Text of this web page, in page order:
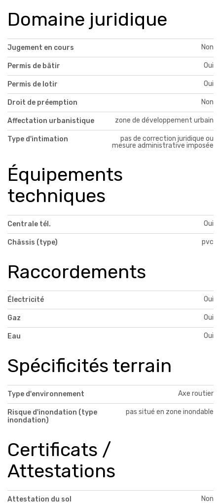
Domaine juridique
Jugement en cours Non
Permis de bâtir Oui
Permis de lotir Oui
Droit de préemption Non
Affectation urbanistique zone de développement urbain
Type d'intimation
pas de correction juridique ou
mesure administrative imposée
Équipements
techniques
Centrale tél. Oui
Châssis (type) pvc
Raccordements
Électricité Oui
Gaz Oui
Eau Oui
Spécificités terrain
Type d'environnement Axe routier
Risque d'inondation (type
inondation)
pas situé en zone inondable
Certificats /
Attestations
Attestation du sol Non